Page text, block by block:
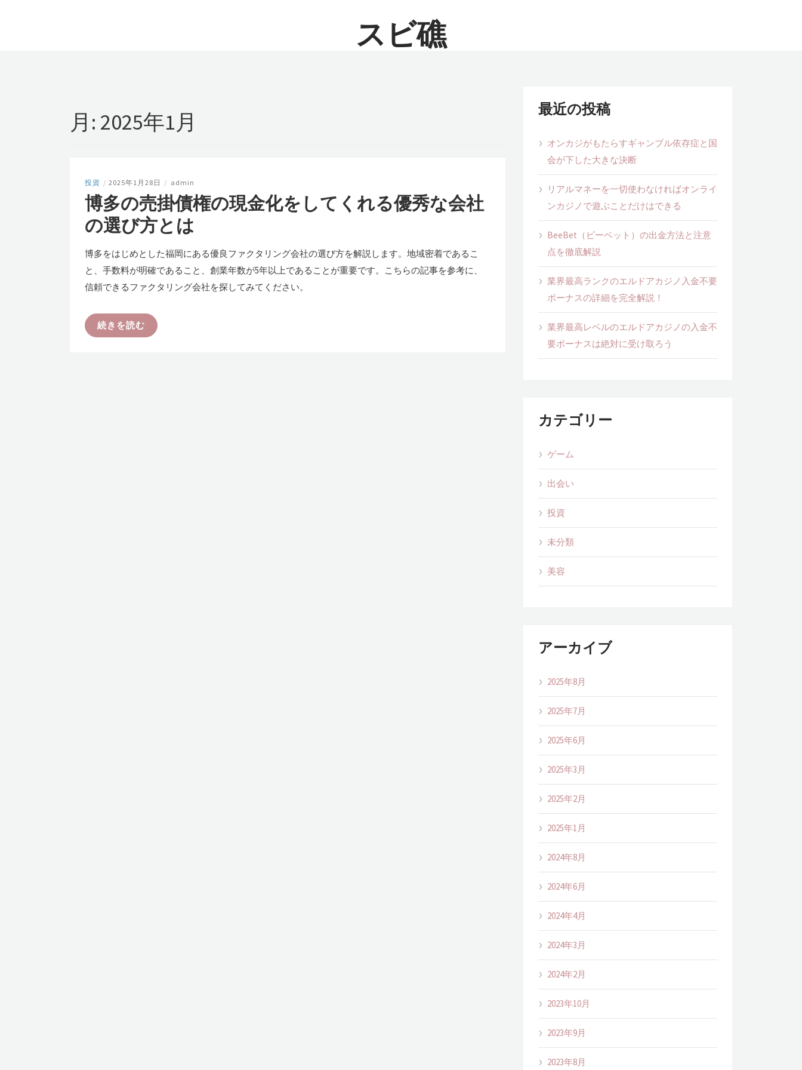
スビ礁
月: 2025年1月
投資 / 2025年1月28日 / admin
博多の売掛債権の現金化をしてくれる優秀な会社
の選び方とは
博多をはじめとした福岡にある優良ファクタリング会社の選び方を解説します。地域密着であるこ
と、手数料が明確であること、創業年数が5年以上であることが重要です。こちらの記事を参考に、
信頼できるファクタリング会社を探してみてください。
続きを読む
最近の投稿
オンカジがもたらすギャンブル依存症と国
会が下した大きな決断
リアルマネーを一切使わなければオンライ
ンカジノで遊ぶことだけはできる
BeeBet（ビーベット）の出金方法と注意
点を徹底解説
業界最高ランクのエルドアカジノ入金不要
ボーナスの詳細を完全解説！
業界最高レベルのエルドアカジノの入金不
要ボーナスは絶対に受け取ろう
カテゴリー
ゲーム
出会い
投資
未分類
美容
アーカイブ
2025年8月
2025年7月
2025年6月
2025年3月
2025年2月
2025年1月
2024年8月
2024年6月
2024年4月
2024年3月
2024年2月
2023年10月
2023年9月
2023年8月